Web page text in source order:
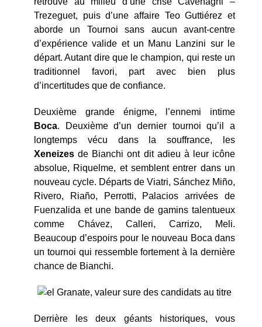
Trezeguet, puis d’une affaire Teo Guttiérez et
aborde un Tournoi sans aucun avant-centre
d’expérience valide et un Manu Lanzini sur le
départ. Autant dire que le champion, qui reste un
traditionnel favori, part avec bien plus
d’incertitudes que de confiance.
Deuxième grande énigme, l’ennemi intime
Boca. Deuxième d’un dernier tournoi qu’il a
longtemps vécu dans la souffrance, les
Xeneizes de Bianchi ont dit adieu à leur icône
absolue, Riquelme, et semblent entrer dans un
nouveau cycle. Départs de Viatri, Sánchez Miño,
Rivero, Riaño, Perrotti, Palacios arrivées de
Fuenzalida et une bande de gamins talentueux
comme Chávez, Calleri, Carrizo, Meli.
Beaucoup d’espoirs pour le nouveau Boca dans
un tournoi qui ressemble fortement à la dernière
chance de Bianchi.
Derrière les deux géants historiques, vous